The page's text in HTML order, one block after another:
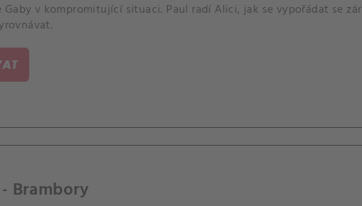
Gaby v kompromitující situaci. Paul radí Alici, jak se vypořádat se
Brambory